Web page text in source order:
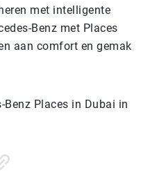
met intelligente
Benz met Places
aan comfort en gemak
Benz Places in Dubai in